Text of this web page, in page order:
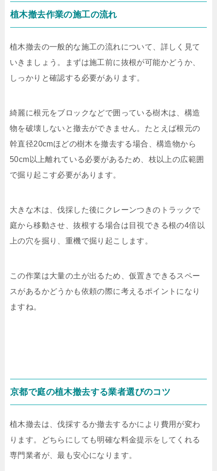
植木撤去作業の施工の流れ
植木撤去の一般的な施工の流れについて、詳しく見て
いきましょう。まずは施工前に抜根が可能かどうか、
しっかりと確認する必要があります。
綺麗に根元をブロックなどで囲っている樹木は、構造
物を破壊しないと撤去ができません。たとえば根元の
幹直径20cmほどの樹木を撤去する場合、構造物から
50cm 以上離れている必要があるため、枝以上の広範囲
で掘り起こす必要があります。
大きな木は、伐採した後にクレーンつきのトラックで
庭から移動させ、抜根する場合は目視できる根の4倍以
上の穴を掘り、重機で掘り起こします。
この作業は大量の土が出るため、仮置きできるスペー
スがあるかどうかも依頼の際に考えるポイントになり
ますね。
京都で庭の植木撤去する業者選びのコツ
植木撤去は、伐採するか撤去するかにより費用が変わ
ります。どちらにしても明確な料金提示をしてくれる
専門業者が、最も安心になります。